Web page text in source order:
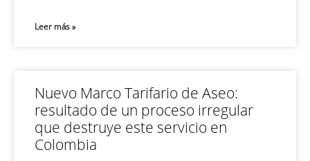
Leer más »
Nuevo Marco Tarifario de Aseo:
resultado de un proceso irregular
que destruye este servicio en
Colombia